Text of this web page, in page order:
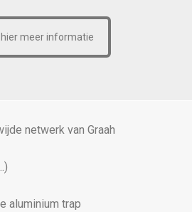
meer informatie
netwerk van Graah
aluminium trap